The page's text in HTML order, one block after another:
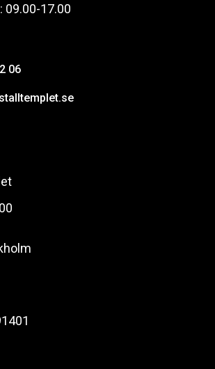
09.00-17.00
06